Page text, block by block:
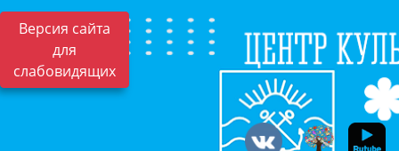
Версия сайта
для
слабовидящих